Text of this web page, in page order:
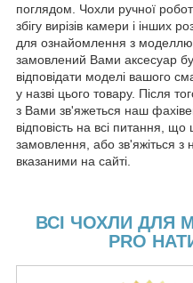
поглядом. Чохли ручної
збігу вирізів камери і інших
для ознайомлення з
замовлений Вами аксесуар
відповідати моделі вашого
у назві цього товару. Після
з Вами зв'яжеться наш
відповість на всі питання,
замовлення, або зв'яжіться
вказаними на сайті.
ВСІ ЧОХЛИ ДЛЯ
PRO